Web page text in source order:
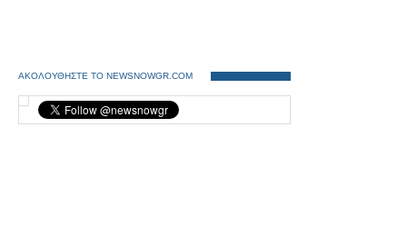
ΑΚΟΛΟΥΘΗΣΤΕ ΤΟ NEWSNOWGR.COM